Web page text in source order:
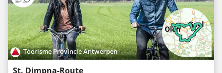
Toerisme Provincie Antwerpen
St. Dimpna-Route